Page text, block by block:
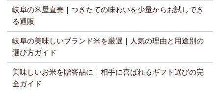
岐阜の米屋直売｜つきたての味わいを少量からお試しでき
る通販
岐阜の美味しいブランド米を厳選｜人気の理由と用途別の
選び方ガイド
美味しいお米を贈答品に｜相手に喜ばれるギフト選びの完
全ガイド